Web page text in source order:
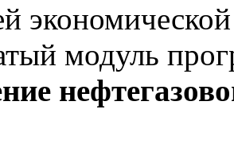
модуль